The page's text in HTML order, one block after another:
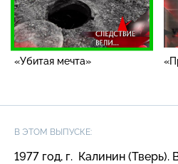
«Убитая мечта»
В ЭТОМ ВЫПУСКЕ:
1977 год, г. Калинин